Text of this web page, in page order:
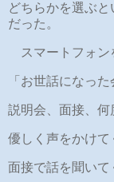
どちらかを選ぶ
だった。
スマートフォン
「お世話になっ
説明会、面接、何
優しく声をかけて
面接で話を聞いて